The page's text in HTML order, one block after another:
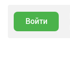
Войти